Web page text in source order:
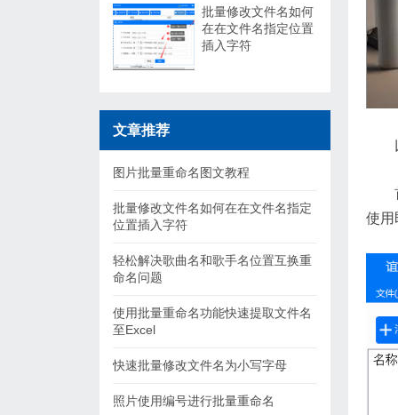
使用
批量修改文件名如何
在在文件名指定位置
插入字符
文章推荐
图片批量重命名图文教程
批量修改文件名如何在在文件名指定
位置插入字符
轻松解决歌曲名和歌手名位置互换重
命名问题
使用批量重命名功能快速提取文件名
至Excel
快速批量修改文件名为小写字母
照片使用编号进行批量重命名